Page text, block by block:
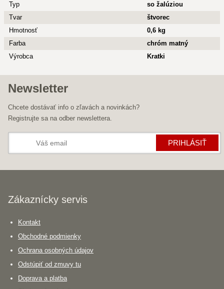
Typ
so žalúziou
Tvar
štvorec
Hmotnosť
0,6 kg
Farba
chróm matný
Výrobca
Kratki
Newsletter
Chcete dostávať info o zľavách a novinkách?
Registrujte sa na odber newslettera.
PRIHLÁSIŤ
Zákaznícky servis
Kontakt
Obchodné podmienky
Ochrana osobných údajov
Odstúpiť od zmuvy tu
Doprava a platba